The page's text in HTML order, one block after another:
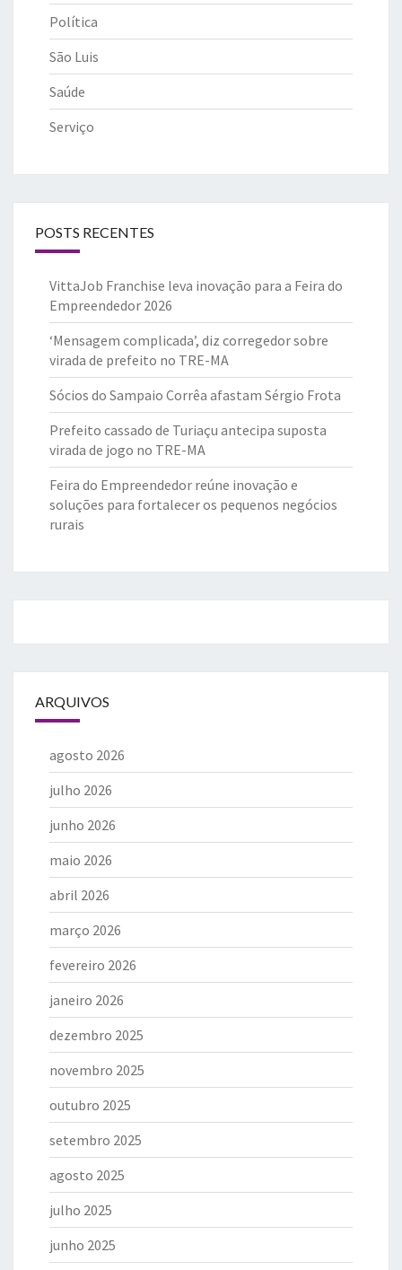
Política
São Luis
Saúde
Serviço
POSTS RECENTES
VittaJob Franchise leva inovação para a Feira do
Empreendedor 2026
‘Mensagem complicada’, diz corregedor sobre
virada de prefeito no TRE-MA
Sócios do Sampaio Corrêa afastam Sérgio Frota
Prefeito cassado de Turiaçu antecipa suposta
virada de jogo no TRE-MA
Feira do Empreendedor reúne inovação e
soluções para fortalecer os pequenos negócios
rurais
ARQUIVOS
agosto 2026
julho 2026
junho 2026
maio 2026
abril 2026
março 2026
fevereiro 2026
janeiro 2026
dezembro 2025
novembro 2025
outubro 2025
setembro 2025
agosto 2025
julho 2025
junho 2025